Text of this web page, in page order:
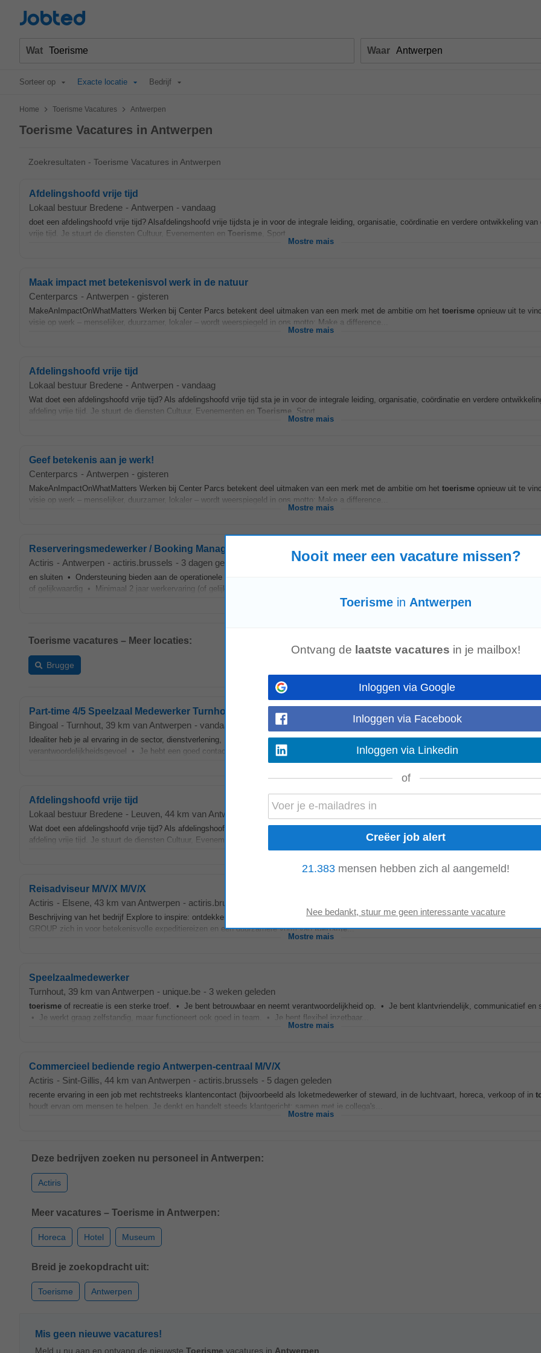
Jobted
Wat Waar
Sorteer op Exacte locatie Bedrijf
Home > Toerisme Vacatures > Antwerpen
Toerisme Vacatures in Antwerpen
Zoekresultaten - Toerisme Vacatures in Antwerpen
Afdelingshoofd vrije tijd
Lokaal bestuur Bredene - Antwerpen - vandaag
doet een afdelingshoofd vrije tijd? Alsafdelingshoofd vrije tijdsta je in voor de integrale leiding, organisatie, coördinatie en verdere ontwikkeling van
vrije tijd. Je stuurt de diensten Cultuur, Evenementen en Toerisme , Sport...
Mostre mais
Maak impact met betekenisvol werk in de natuur
Centerparcs - Antwerpen - gisteren
MakeAnImpactOnWhatMatters Werken bij Center Parcs betekent deel uitmaken van een merk met de ambitie om het toerisme opnieuw uit te
visie op werk – menselijker, duurzamer, lokaler – wordt weerspiegeld in ons motto: Make a difference...
Mostre mais
Afdelingshoofd vrije tijd
Lokaal bestuur Bredene - Antwerpen - vandaag
Wat doet een afdelingshoofd vrije tijd? Als afdelingshoofd vrije tijd sta je in voor de integrale leiding, organisatie, coördinatie en verdere
afdeling vrije tijd. Je stuurt de diensten Cultuur, Evenementen en Toerisme , Sport...
Mostre mais
Geef betekenis aan je werk!
Centerparcs - Antwerpen - gisteren
MakeAnImpactOnWhatMatters Werken bij Center Parcs betekent deel uitmaken van een merk met de ambitie om het toerisme opnieuw uit te
visie op werk – menselijker, duurzamer, lokaler – wordt weerspiegeld in ons motto: Make a difference...
Mostre mais
Reserveringsmedewerker / Booking Manager M/V/X
Actiris - Antwerpen - actiris.brussels - 3 dagen geleden
en sluiten • Ondersteuning bieden aan de operationele teams • Omgaan met onvoorziene omstandigheden Jouw profiel • Bachelor in
of gelijkwaardig • Minimaal 2 jaar werkervaring (of gelijkwaardige ervaring) • Uitstekend gevoel...
Toerisme vacatures – Meer locaties:
Brugge
Part-time 4/5 Speelzaal Medewerker Turnhout
Bingoal - Turnhout, 39 km van Antwerpen - vandaag
Idealiter heb je al ervaring in de sector, dienstverlening, Horeca, Toerisme... • Je bent een dynamisch en flexibel persoon met een sterk
verantwoordelijkheidsgevoel • Je hebt een goed contact met de klanten dankzij je gezellige en open karakter...
Afdelingshoofd vrije tijd
Lokaal bestuur Bredene - Leuven, 44 km van Antwerpen
Wat doet een afdelingshoofd vrije tijd? Als afdelingshoofd vrije tijd sta je in voor de integrale leiding, organisatie, coördinatie en verdere
afdeling vrije tijd. Je stuurt de diensten Cultuur, Evenementen en
Reisadviseur M/V/X M/V/X
Actiris - Elsene, 43 km van Antwerpen - actiris.brussels
Beschrijving van het bedrijf Explore to inspire: ontdekken om beter te begrijpen, te leren, te delen en te beschermen. Al 35 jaar zet PONANT
GROUP zich in voor betekenisvolle expeditiereizen en een duurzamere vorm vantoerisme...
Mostre mais
Speelzaalmedewerker
Turnhout, 39 km van Antwerpen - unique.be - 3 weken geleden
toerisme of recreatie is een sterke troef. • Je bent betrouwbaar en neemt verantwoordelijkheid op. • Je bent klantvriendelijk, communicatief en
• Je werkt graag zelfstandig, maar functioneert ook goed in team. • Je bent flexibel inzetbaar...
Mostre mais
Commercieel bediende regio Antwerpen-centraal M/V/X
Actiris - Sint-Gillis, 44 km van Antwerpen - actiris.brussels - 5 dagen geleden
recente ervaring in een job met rechtstreeks klantencontact (bijvoorbeeld als loketmedewerker of steward, in de luchtvaart, horeca, verkoop of in
houdt ervan om mensen te helpen. Je denkt en handelt steeds klantgericht: samen met je collega's...
Mostre mais
Deze bedrijven zoeken nu personeel in Antwerpen:
Actiris
Meer vacatures – Toerisme in Antwerpen:
Horeca Hotel Museum
Breid je zoekopdracht uit:
Toerisme Antwerpen
Mis geen nieuwe vacatures!
Meld u nu aan en ontvang de nieuwste Toerisme vacatures in Antwerpen
Nooit meer een vacature missen?
Toerisme in Antwerpen
Ontvang de laatste vacatures in je mailbox!
Inloggen via Google
Inloggen via Facebook
Inloggen via Linkedin
of
21.383 mensen hebben zich al aangemeld!